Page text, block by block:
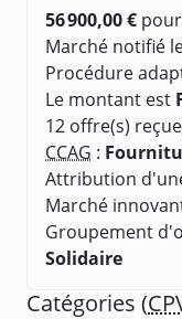
56 900,00 €
Marché notifié
Procédure
Le montant est
12 offre(s)
CCAG :
Attribution
Marché
Groupement
Solidaire
Catégories (